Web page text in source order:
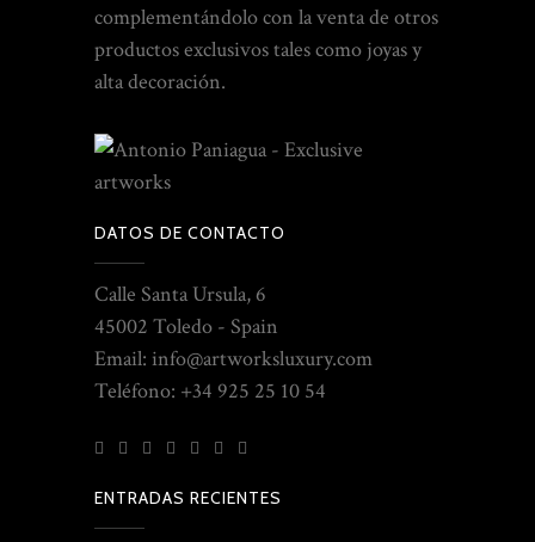
complementándolo con la venta de otros
productos exclusivos tales como joyas y
alta decoración.
DATOS DE CONTACTO
Calle Santa Ursula, 6
45002 Toledo - Spain
Email: info@artworksluxury.com
Teléfono: +34 925 25 10 54
ENTRADAS RECIENTES